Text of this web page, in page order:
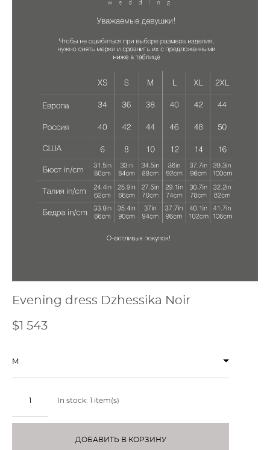
Evening dress Dzhessika Noir
$1 543
M
In stock: 1 item(s)
ДОБАВИТЬ В КОРЗИНУ